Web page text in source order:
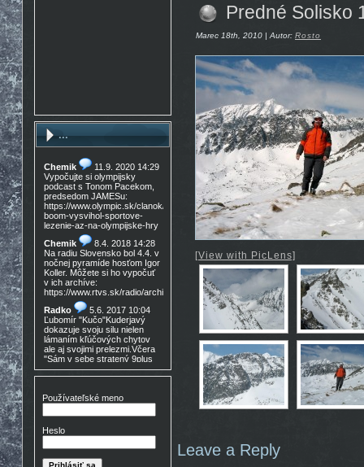
...
Chemik
11.9. 2020 14:29
Vypočujte si olympijsky
podcast s Tonom Pacekom,
predsedom JAMESu:
https://www.olympic.sk/clanok/celosvetovy-
boom-vysvihol-sportove-
lezenie-az-na-olympijske-hry
Chemik
8.4. 2018 14:28
Na radiu Slovensko bol 4.4. v
nočnej pyramíde hosťom Igor
Koller. Môžete si ho vypočuť
v ich archíve:
https://www.rtvs.sk/radio/archiv/11436/902144
Radko
5.6. 2017 10:04
Ľubomír "Kučo"Kuderjavý
dokazuje svoju silu nielen
lámaním kľúčových chytov
ale aj svojimi prelezmi.Včera
"Sám v sebe stratený 9plus
,!Gratulácia!!!
15:30
Nedocenený Prešovský
lezec známy tiež ako Lajoš
Morales predá lezečky, nové
v krabici, nepoužité,
zľava nech nejem 90eur
Používateľské meno
Heslo
Predné Solisko
Marec 18th, 2010 | Autor: Rosto
[View with PicLens]
Leave a Reply